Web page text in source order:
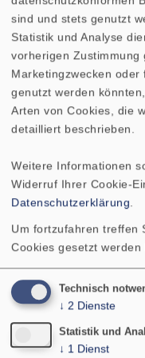
Resonanzfrequenz fs
Magnetische
Magnetischer Fluss
Obere Polplattenhöhe
Gewicht netto
sind und stets genutzt
Statistik und Analyse
vorherigen Zustimmung
Marketingzwecken
genutzt werden
Arten von Cookies, die
detailliert beschrieben.
Weitere Informationen
Widerruf Ihrer Cookie-
Datenschutzerklärung.
Um fortzufahren treffen
Cookies gesetzt werden
Technisch
↓ 2 Dienste
Statistik und
↓ 1 Dienst